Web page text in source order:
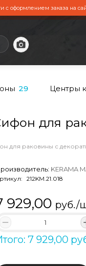
с оформлением заказа на
29 Центры
для
для раковины с
KERAMA
212KM.21.018
929,00 руб./
7 929,00